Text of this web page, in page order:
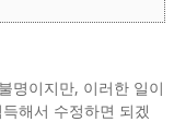
명이지만, 이러한 일이
해서 수정하면 되겠